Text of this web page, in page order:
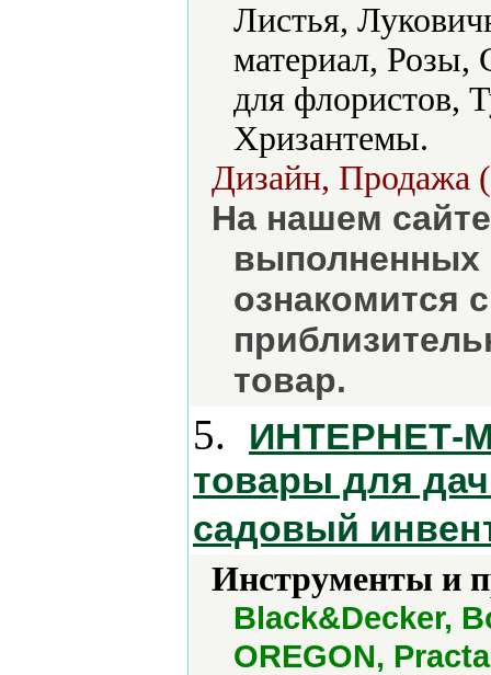
Листья,
материал, Розы,
для флористов,
Хризантемы.
Дизайн, Продажа
На нашем
выполненных
ознакомится
товар.
5.
ИНТЕРНЕТ-
товары для
садовый
Инструменты и
Black&Decker,
OREGON,